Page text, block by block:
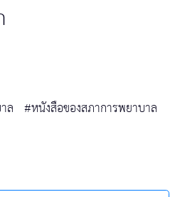
ล #หนังสือของสภาการพยาบาล